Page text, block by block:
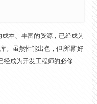
本、丰富的资源，已经成为
。虽然性能出色，但所谓“好
经成为开发工程师的必修